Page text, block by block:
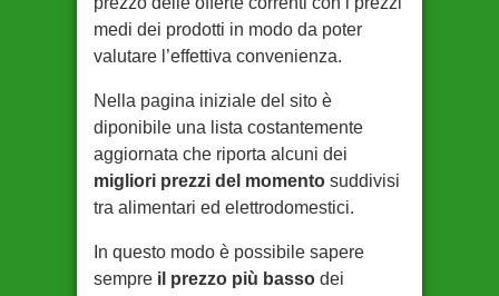
medi dei prodotti in modo da poter
valutare l’effettiva convenienza.
Nella pagina iniziale del sito è
diponibile una lista costantemente
aggiornata che riporta alcuni dei
migliori prezzi del momento suddivisi
tra alimentari ed elettrodomestici.
In questo modo è possibile sapere
sempre il prezzo più basso dei